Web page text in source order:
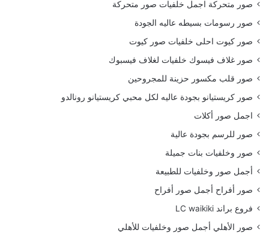
صور متحركة اجمل خلفيات صور متحركة
صور رسومات بسيطه عاليه الجودة
صور كيوت احلى خلفيات صور كيوت
صور غلاف فيسوك خلفيات لغلاف فيسبوك
صور قلب مكسور حزينة للمجروحين
صور كريستيانو بجودة عاليه لكل محبي كريستيانو رونالدو
اجمل صور أكلات
صور للرسم بجودة عالية
صور وخلفيات بنات جميلة
أجمل صور وخلفيات للطبيعة
صور أفراح أجمل صور أفراح
فروع براند LC waikiki
صور الأهلي أجمل صور وخلفيات للأهلي